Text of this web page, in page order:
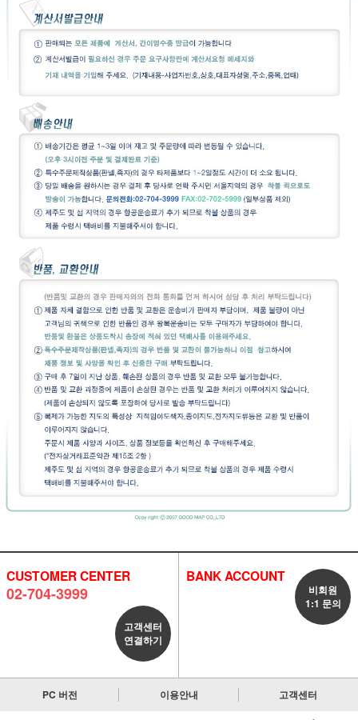
CUSTOMER CENTER
02-704-3999
고객센터
연결하기
BANK ACCOUNT
비회원
1:1 문의
PC 버전 이용안내 고객센터